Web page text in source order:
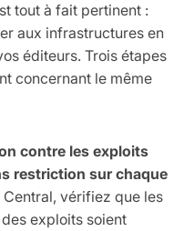
tout à fait pertinent :
aux infrastructures en
éditeurs. Trois étapes
concernant le même
contre les exploits
restriction sur chaque
Central, vérifiez que les
exploits soient